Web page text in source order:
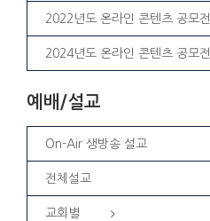
2022년도 온라인 콘텐츠 공모전
2024년도 온라인 콘텐츠 공모전
예배/설교
On-Air 생방송 설교
전체설교
교회별